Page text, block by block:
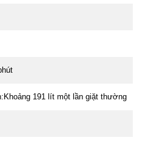
191 lít một lần giặt thường